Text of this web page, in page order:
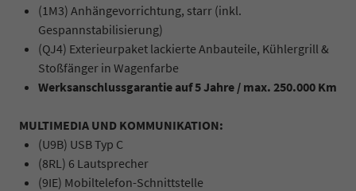
(1M3) Anhängevorrichtung, starr (inkl.
Gespannstabilisierung)
(QJ4) Exterieurpaket lackierte Anbauteile, Kühlergrill &
Stoßfänger in Wagenfarbe
Werksanschlussgarantie auf 5 Jahre / max. 250.000 Km
MULTIMEDIA UND KOMMUNIKATION:
(U9B) USB Typ C
(8RL) 6 Lautsprecher
(9IE) Mobiltelefon-Schnittstelle